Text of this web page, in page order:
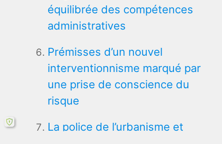
équilibrée des compétences
administratives
Prémisses d’un nouvel
interventionnisme marqué par
une prise de conscience du
risque
La police de l’urbanisme et